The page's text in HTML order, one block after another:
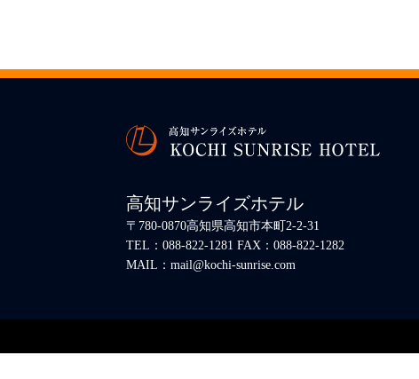
高知サンライズホテル
〒780-0870高知県高知市本町2-2-31
TEL：088-822-1281 FAX：088-822-1282
MAIL：mail@kochi-sunrise.com